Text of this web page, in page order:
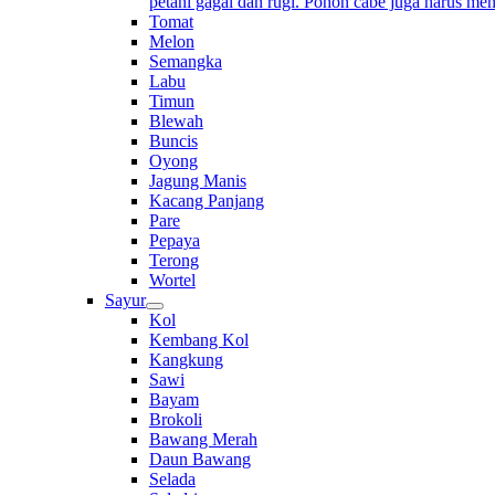
Tomat
Melon
Semangka
Labu
Timun
Blewah
Buncis
Oyong
Jagung Manis
Kacang Panjang
Pare
Pepaya
Terong
Wortel
Sayur
Kol
Kembang Kol
Kangkung
Sawi
Bayam
Brokoli
Bawang Merah
Daun Bawang
Selada